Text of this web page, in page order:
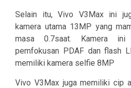
Selain itu, Vivo V3Max ini
kamera utama 13MP yang
masa 0.7saat. Kamera
pemfokusan PDAF dan flash
memiliki kamera selfie 8MP
Vivo V3Max juga memiliki cip